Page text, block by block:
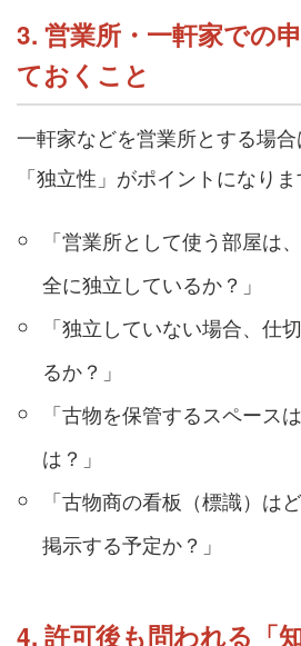
3. 営業所・一軒家での
ておくこと
一軒家などを営業所とする場
「独立性」がポイントになりま
「営業所として使う部屋は
全に独立しているか？」
「独立していない場合、仕
るか？」
「古物を保管するスペース
は？」
「古物商の看板（標識）は
掲示する予定か？」
4. 許可後も問われる「